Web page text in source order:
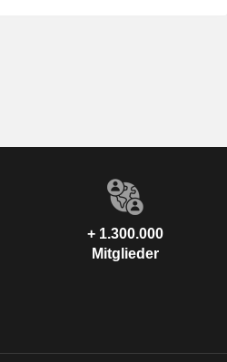
+ 1.300.000
Mitglieder